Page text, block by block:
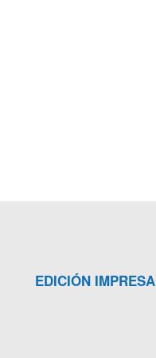
EDICIÓN IMPRESA